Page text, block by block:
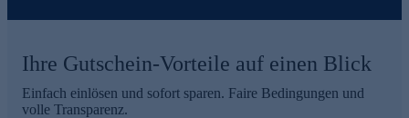
Ihre Gutschein-Vorteile auf einen Blick
Einfach einlösen und sofort sparen. Faire Bedingungen und
volle Transparenz.